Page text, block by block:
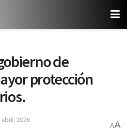
de
protección
abril, 2026
AA